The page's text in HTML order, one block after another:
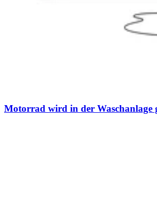
Motorrad wird in der Waschanlage